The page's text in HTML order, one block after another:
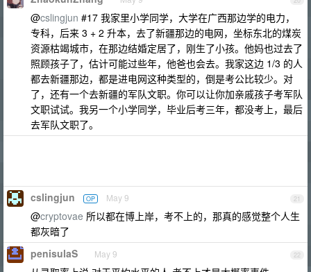
@cslingjun #17 我家里小学同学，大学在广西那边学的电力，
专科，后来 3 + 2 升本，去了新疆那边的电网，坐标东北的煤炭
资源枯竭城市，在那边结婚定居了，刚生了小孩。他妈也过去了
照顾孩子了，估计可能过些年，他爸也会去。我家这边 1/3 的人
都去新疆那边，都是进电网这种类型的，倒是考公比较少。对
了，还有一个去新疆的军队文职。你可以让你加亲戚孩子考军队
文职试试。我另一个小学同学，毕业后考三年，都没考上，最后
去军队文职了。
21
cslingjun OP May 9
@cryptovae 所以都在博上岸，考不上的，那真的感觉整个人生
都灰暗了
22
penisulaS May 9